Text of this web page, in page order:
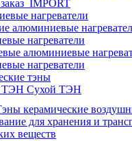
нагреватели
нагреватели
нагреватели
тэны
Сухой ТЭН
керамические
для хранения и
веществ